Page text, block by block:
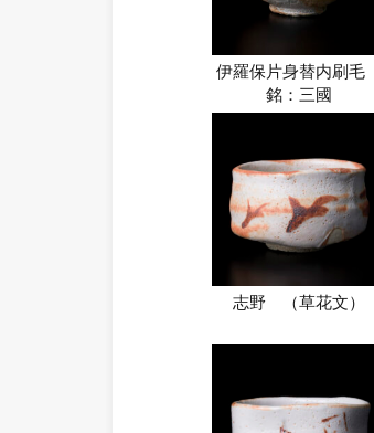
伊羅保片身替内刷毛
銘：三國
志野 （草花文）